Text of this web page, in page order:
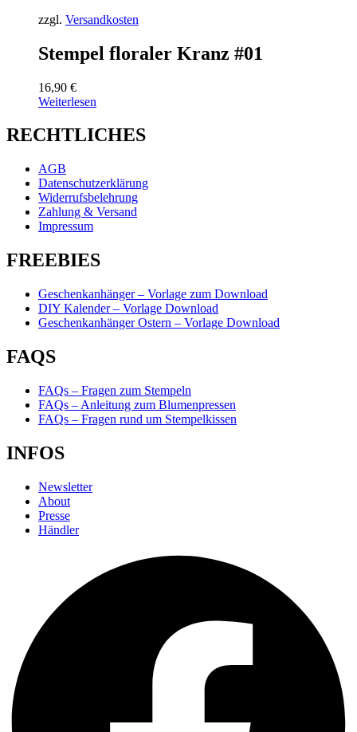
zzgl. Versandkosten
Stempel floraler Kranz #01
16,90 €
Weiterlesen
RECHTLICHES
AGB
Datenschutzerklärung
Widerrufsbelehrung
Zahlung & Versand
Impressum
FREEBIES
Geschenkanhänger – Vorlage zum Download
DIY Kalender – Vorlage Download
Geschenkanhänger Ostern – Vorlage Download
FAQS
FAQs – Fragen zum Stempeln
FAQs – Anleitung zum Blumenpressen
FAQs – Fragen rund um Stempelkissen
INFOS
Newsletter
About
Presse
Händler